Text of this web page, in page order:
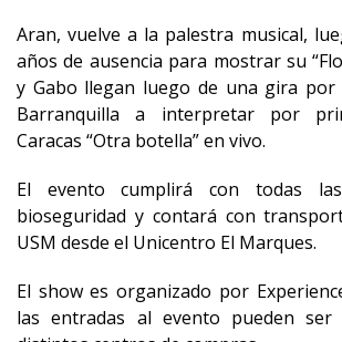
Aran, vuelve a la palestra musical,
años de ausencia para mostrar su
y Gabo llegan luego de una gira por
Barranquilla a interpretar por
Caracas “Otra botella” en vivo.
El evento cumplirá con todas
bioseguridad y contará con
USM desde el Unicentro El Marques.
El show es organizado por
las entradas al evento pueden ser